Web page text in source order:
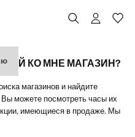
КО МНЕ МАГАЗИН?
магазинов и найдите
можете посмотреть часы их
имеющиеся в продаже. Мы